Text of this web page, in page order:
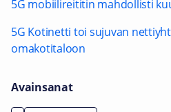
5G mobiilireititin mahdollisti
5G Kotinetti toi sujuvan
omakotitaloon
Avainsanat